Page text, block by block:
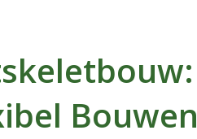
Bouwen